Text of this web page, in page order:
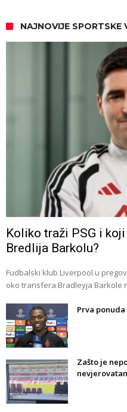
NAJNOVIJE SPORTSKE
Koliko traži PSG i
Bredlija Barkolu?
Fudbalski klub Liverpool u
oko transfera Bradleyja Barkole
Prva
Zašto je